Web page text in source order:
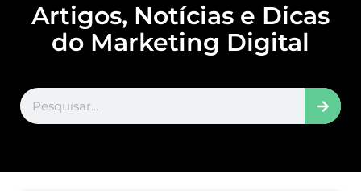
Artigos, Notícias e Dicas
do Marketing Digital